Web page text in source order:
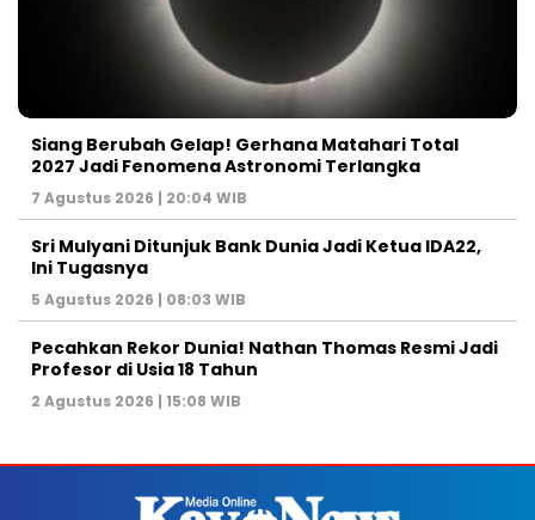
Siang Berubah Gelap! Gerhana Matahari Total
2027 Jadi Fenomena Astronomi Terlangka
7 Agustus 2026 | 20:04 WIB
Sri Mulyani Ditunjuk Bank Dunia Jadi Ketua IDA22,
Ini Tugasnya
5 Agustus 2026 | 08:03 WIB
Pecahkan Rekor Dunia! Nathan Thomas Resmi Jadi
Profesor di Usia 18 Tahun
2 Agustus 2026 | 15:08 WIB